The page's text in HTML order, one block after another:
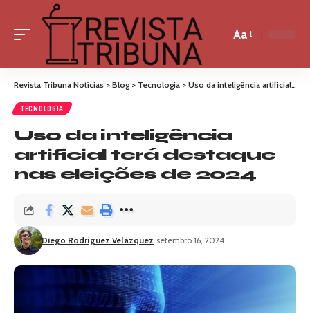
Aa
Revista Tribuna Notícias > Blog> Tecnologia > Uso da inteligência artificial terá destaque nas eleições de 2024
TECNOLOGIA
Uso da inteligência
artificial terá destaque
nas eleições de 2024
Diego Rodríguez Velázquez setembro 16, 2024